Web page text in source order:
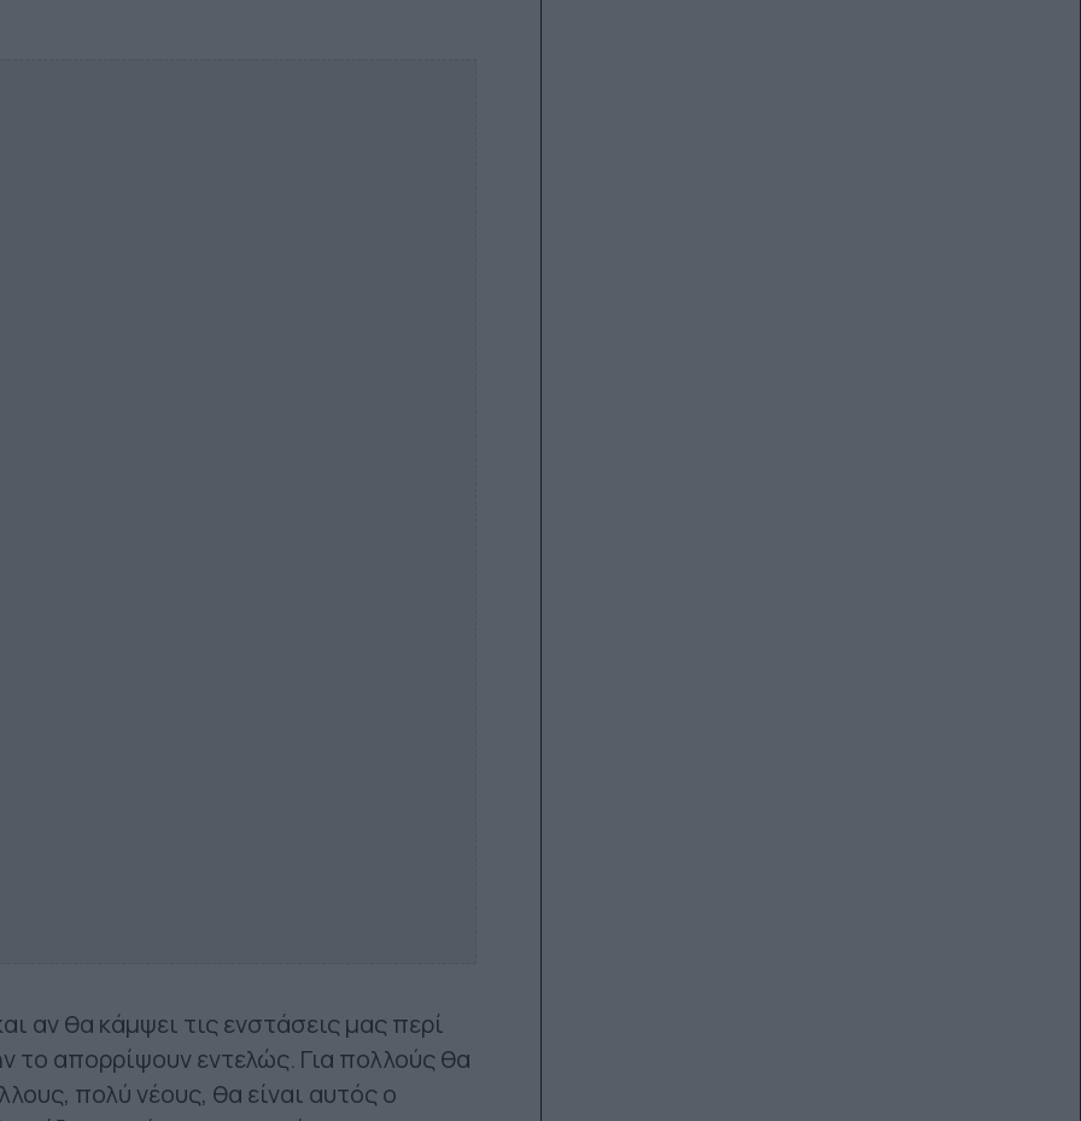
αν θα κάμψει τις ενστάσεις μας περί
το απορρίψουν εντελώς. Για πολλούς θα
πολύ νέους, θα είναι αυτός ο